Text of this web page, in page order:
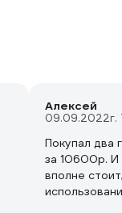
Алексей
09.09.2022г.
Покупал два
за 10600р. И
вполне